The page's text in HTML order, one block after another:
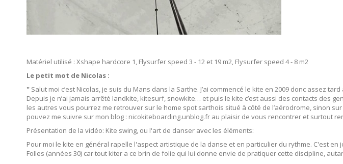
Matériel utilisé : Xshape hardcore 1, Flysurfer speed 3 - 12 et 19 m2, Flysurfer speed 4 - 8 m2
Le petit mot de Nicolas :
" Salut moi c’est Nicolas, je suis du Mans dans la Sarthe. J’ai commencé le kite en 2009 donc assez
Depuis je n’ai jamais arrêté landkite, kitesurf, snowkite… et puis le kite c’est aussi des contacts des
les autres vous pourrez me retrouver sur le home spot sarthois situé à côté de l’aérodrome, sinon
pouvez me suivre sur mon blog : nicokiteboarding.unblog.fr au plaisir de vous rencontrer et surtout
Présentation de la vidéo: Kite swing, ou l'art de danser avec les éléments:
Pour moi le kite en général rapelle l'aspect artistique de la danse et en particulier du rythme. C'est
Folles (années 30) car tout kiter a ce brin de folie qui lui donne envie de pratiquer cette discipline,